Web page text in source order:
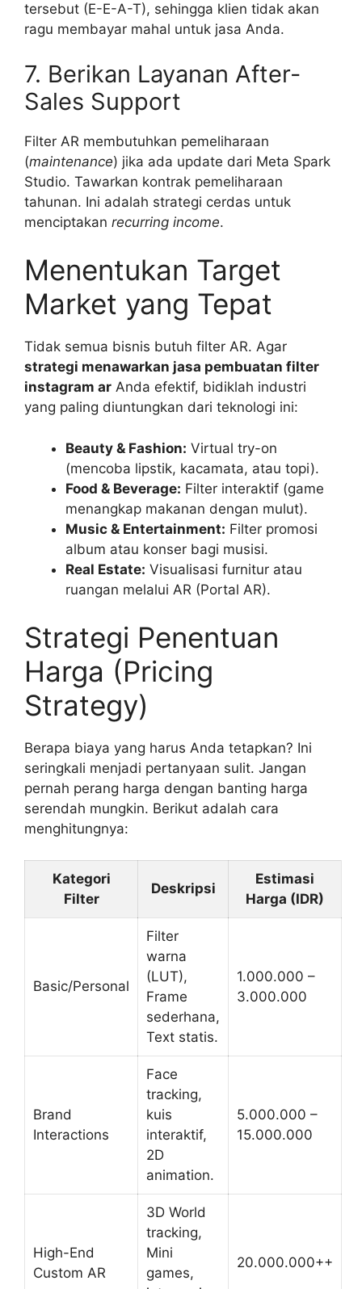
tersebut (E-E-A-T), sehingga klien tidak akan
ragu membayar mahal untuk jasa Anda.
7. Berikan Layanan After-
Sales Support
Filter AR membutuhkan pemeliharaan
(maintenance) jika ada update dari Meta Spark
Studio. Tawarkan kontrak pemeliharaan
tahunan. Ini adalah strategi cerdas untuk
menciptakan recurring income.
Menentukan Target
Market yang Tepat
Tidak semua bisnis butuh filter AR. Agar
strategi menawarkan jasa pembuatan filter
instagram ar Anda efektif, bidiklah industri
yang paling diuntungkan dari teknologi ini:
Beauty & Fashion: Virtual try-on
(mencoba lipstik, kacamata, atau topi).
Food & Beverage: Filter interaktif (game
menangkap makanan dengan mulut).
Music & Entertainment: Filter promosi
album atau konser bagi musisi.
Real Estate: Visualisasi furnitur atau
ruangan melalui AR (Portal AR).
Strategi Penentuan
Harga (Pricing
Strategy)
Berapa biaya yang harus Anda tetapkan? Ini
seringkali menjadi pertanyaan sulit. Jangan
pernah perang harga dengan banting harga
serendah mungkin. Berikut adalah cara
menghitungnya:
Kategori
Filter
Deskripsi
Estimasi
Harga (IDR)
Basic/Personal
Filter
warna
(LUT),
Frame
sederhana,
Text statis.
1.000.000 –
3.000.000
Brand
Interactions
Face
tracking,
kuis
interaktif,
2D
animation.
5.000.000 –
15.000.000
High-End
Custom AR
3D World
tracking,
Mini
games,
20.000.000++